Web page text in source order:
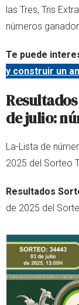
las Tres, Tris
números
Te puede
y construir un
de julio:
La-Lista de
2025 del Sorteo
Resultados
de 2025 del